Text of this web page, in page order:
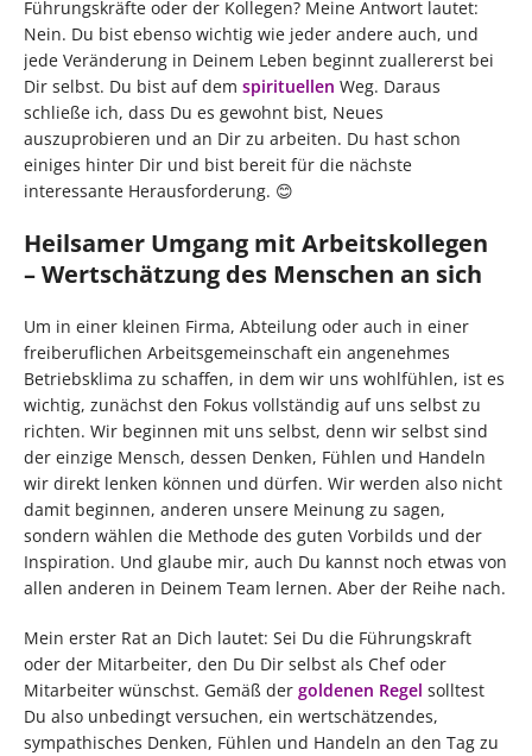
Führungskräfte oder der Kollegen? Meine Antwort lautet:
Nein. Du bist ebenso wichtig wie jeder andere auch, und
jede Veränderung in Deinem Leben beginnt zuallererst bei
Dir selbst. Du bist auf dem spirituellen Weg. Daraus
schließe ich, dass Du es gewohnt bist, Neues
auszuprobieren und an Dir zu arbeiten. Du hast schon
einiges hinter Dir und bist bereit für die nächste
interessante Herausforderung. 😊
Heilsamer Umgang mit Arbeitskollegen
– Wertschätzung des Menschen an sich
Um in einer kleinen Firma, Abteilung oder auch in einer
freiberuflichen Arbeitsgemeinschaft ein angenehmes
Betriebsklima zu schaffen, in dem wir uns wohlfühlen, ist es
wichtig, zunächst den Fokus vollständig auf uns selbst zu
richten. Wir beginnen mit uns selbst, denn wir selbst sind
der einzige Mensch, dessen Denken, Fühlen und Handeln
wir direkt lenken können und dürfen. Wir werden also nicht
damit beginnen, anderen unsere Meinung zu sagen,
sondern wählen die Methode des guten Vorbilds und der
Inspiration. Und glaube mir, auch Du kannst noch etwas von
allen anderen in Deinem Team lernen. Aber der Reihe nach.
Mein erster Rat an Dich lautet: Sei Du die Führungskraft
oder der Mitarbeiter, den Du Dir selbst als Chef oder
Mitarbeiter wünschst. Gemäß der goldenen Regel solltest
Du also unbedingt versuchen, ein wertschätzendes,
sympathisches Denken, Fühlen und Handeln an den Tag zu